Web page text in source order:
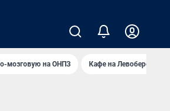
мозговую на ОНПЗ Кафе на Левобережье